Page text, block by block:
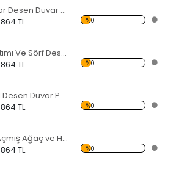
Kargalar Desen Duvar Panosu
864 TL %0
Gün Batımı Ve Sörf Desen Duvar Panosu
864 TL %0
Kumsal Desen Duvar Panosu
864 TL %0
Çiçek Açmış Ağaç ve Hamak Forex Tablo
864 TL %0